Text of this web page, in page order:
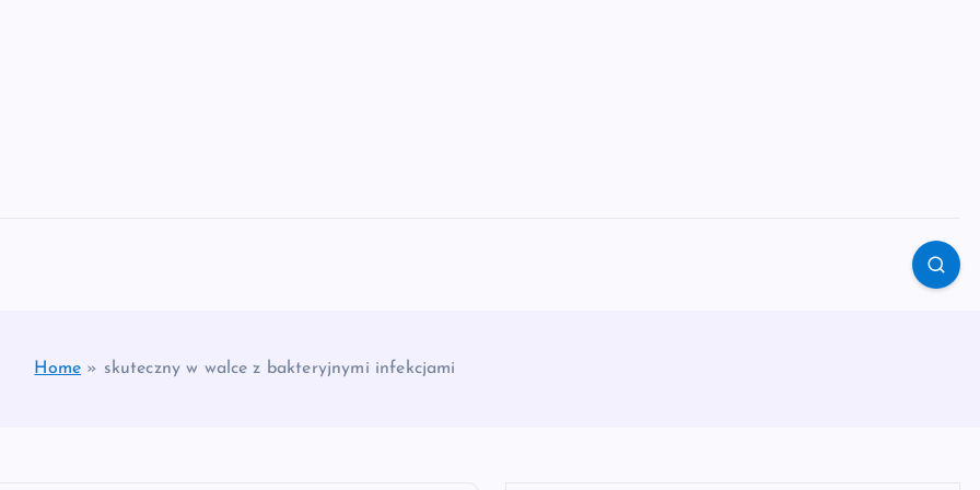
Home » skuteczny w walce z bakteryjnymi infekcjami